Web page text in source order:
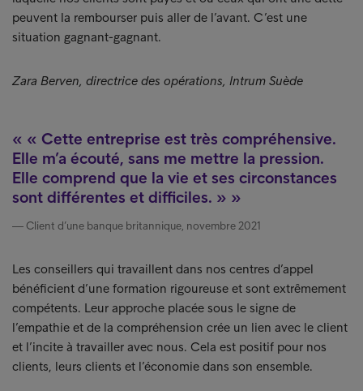
peuvent la rembourser puis aller de l’avant. C’est une
situation gagnant-gagnant.
Zara Berven, directrice des opérations, Intrum Suède
« Cette entreprise est très compréhensive.
Elle m’a écouté, sans me mettre la pression.
Elle comprend que la vie et ses circonstances
sont différentes et difficiles. »
Client d’une banque britannique, novembre 2021
Les conseillers qui travaillent dans nos centres d’appel
bénéficient d’une formation rigoureuse et sont extrêmement
compétents. Leur approche placée sous le signe de
l’empathie et de la compréhension crée un lien avec le client
et l’incite à travailler avec nous. Cela est positif pour nos
clients, leurs clients et l’économie dans son ensemble.